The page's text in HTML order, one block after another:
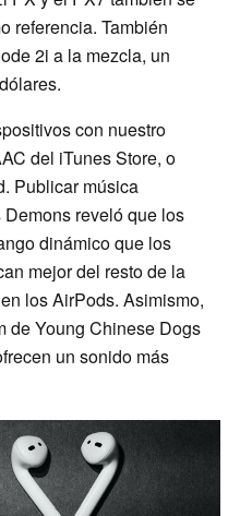
referencia. También
2i a la mezcla, un
con nuestro
del iTunes Store, o
Publicar música
reveló que los
dinámico que los
mejor del resto de la
los AirPods. Asimismo,
de Young Chinese Dogs
un sonido más